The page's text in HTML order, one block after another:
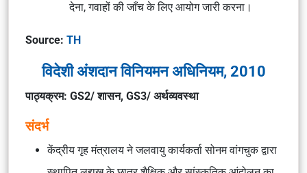
देना, गवाहों की जाँच के लिए आयोग जारी करना।
Source: TH
विदेशी अंशदान विनियमन अधिनियम, 2010
पाठ्यक्रम: GS2/ शासन, GS3/ अर्थव्यवस्था
संदर्भ
केंद्रीय गृह मंत्रालय ने जलवायु कार्यकर्ता सोनम वांगचुक द्वारा